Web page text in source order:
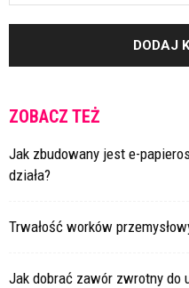
ZOBACZ TEŻ
Jak zbudowany jest e-
działa?
Trwałość worków
Jak dobrać zawór zwrotny do